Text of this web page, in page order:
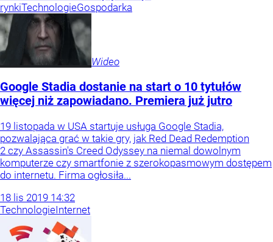
rynkiTechnologieGospodarka
Wideo
Google Stadia dostanie na start o 10 tytułów
więcej niż zapowiadano. Premiera już jutro
19 listopada w USA startuje usługa Google Stadia,
pozwalająca grać w takie gry, jak Red Dead Redemption
2 czy Assassin's Creed Odyssey na niemal dowolnym
komputerze czy smartfonie z szerokopasmowym dostępem
do internetu. Firma ogłosiła...
18 lis 2019 14:32
TechnologieInternet